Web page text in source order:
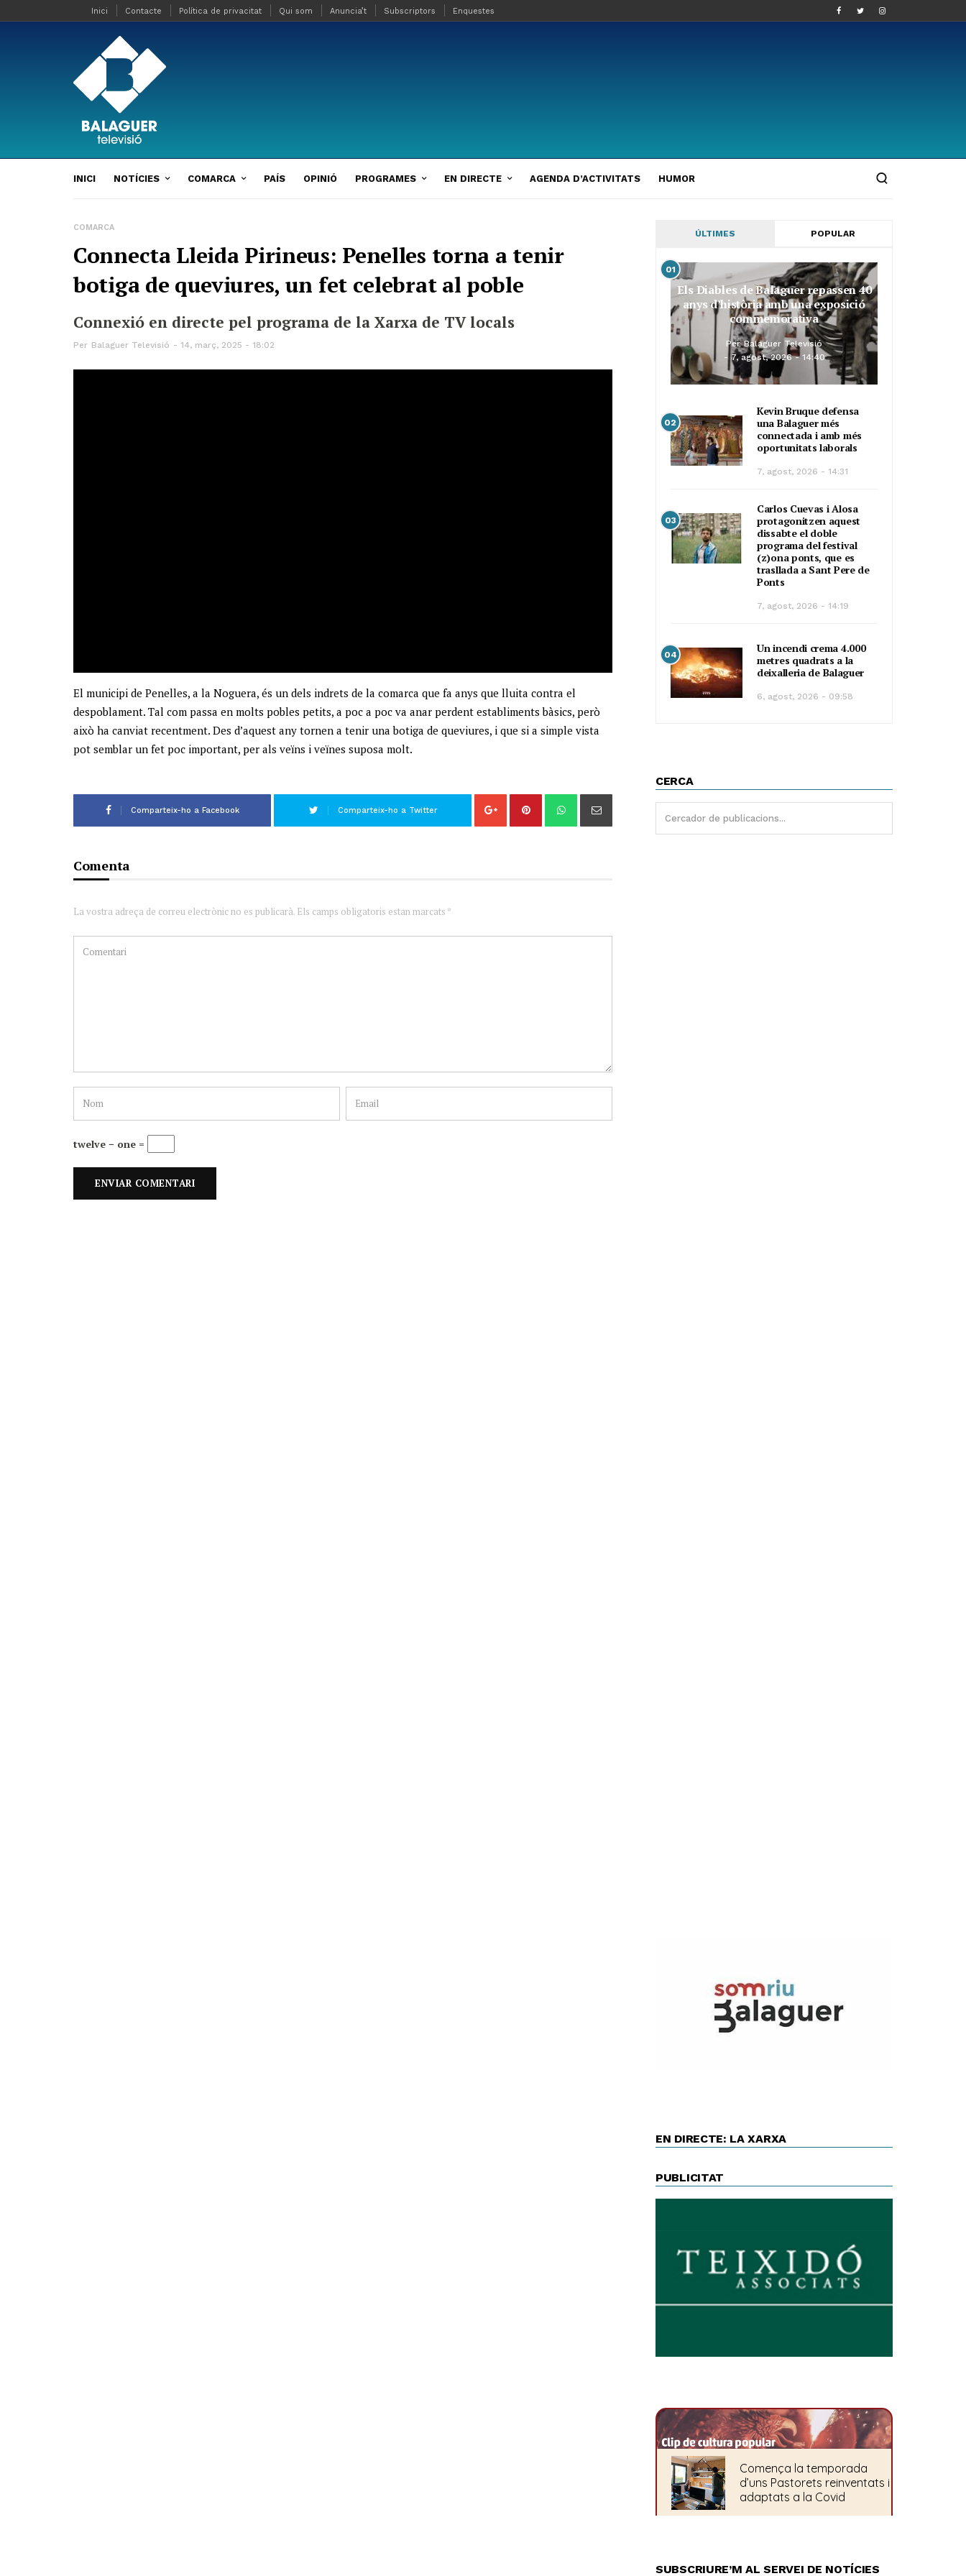
Inici Contacte Política de privacitat Qui som Anuncia’t Subscriptors Enquestes
INICI NOTÍCIES COMARCA PAÍS OPINIÓ PROGRAMES EN DIRECTE AGENDA D’ACTIVITATS HUMOR
COMARCA
Connecta Lleida Pirineus: Penelles torna a tenir
botiga de queviures, un fet celebrat al poble
Connexió en directe pel programa de la Xarxa de TV locals
Per Balaguer Televisió 14, març, 2025 - 18:02
El municipi de Penelles, a la Noguera, és un dels indrets de la comarca que fa anys que lluita contra el
despoblament. Tal com passa en molts pobles petits, a poc a poc va anar perdent establiments bàsics, però
això ha canviat recentment. Des d’aquest any tornen a tenir una botiga de queviures, i que si a simple vista
pot semblar un fet poc important, per als veïns i veïnes suposa molt.
Comparteix-ho a Facebook Comparteix-ho a Twitter
Comenta
La vostra adreça de correu electrònic no es publicarà. Els camps obligatoris estan marcats *
twelve − one =
ÚLTIMES POPULAR
01
Els Diables de Balaguer repassen 40
anys d’història amb una exposició
commemorativa
Per Balaguer Televisió
7, agost, 2026 - 14:40
02
Kevin Bruque defensa
una Balaguer més
connectada i amb més
oportunitats laborals
7, agost, 2026 - 14:31
03
Carlos Cuevas i Alosa
protagonitzen aquest
dissabte el doble
programa del festival
(z)ona ponts, que es
trasllada a Sant Pere de
Ponts
7, agost, 2026 - 14:19
04
Un incendi crema 4.000
metres quadrats a la
deixalleria de Balaguer
6, agost, 2026 - 09:58
CERCA
EN DIRECTE: LA XARXA
PUBLICITAT
SUBSCRIURE’M AL SERVEI DE NOTÍCIES